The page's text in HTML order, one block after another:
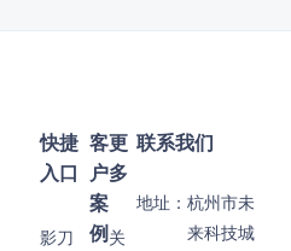
快捷
入口
影刀
客
户
案
例
更
多
关
联系我们
地址： 杭州市未
来科技城